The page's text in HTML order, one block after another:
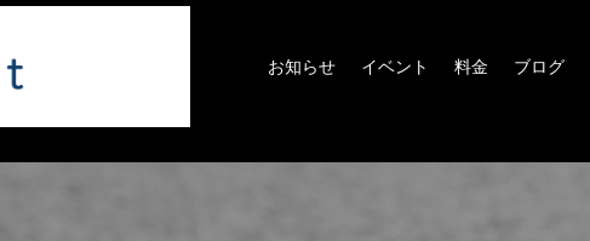
お知らせ イベント 料金 ブログ